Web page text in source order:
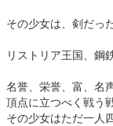
その少女は、剣だった
リストリア王国、鋼
名誉、栄誉、富、名
頂点に立つべく戦う
その少女はただ一人